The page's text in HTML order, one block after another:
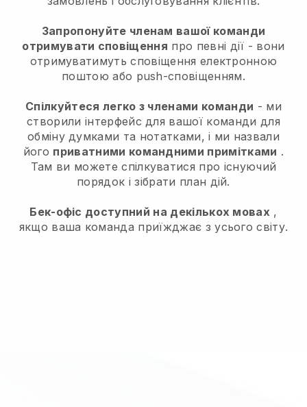
Запропонуйте членам вашої команди
отримувати сповіщення про певні дії - вони
отримуватимуть сповіщення електронною
поштою або push-сповіщенням.
Спілкуйтеся легко з членами команди - ми
створили інтерфейс для вашої команди для
обміну думками та нотатками, і ми назвали
його приватними командними примітками .
Там ви можете спілкуватися про існуючий
порядок і зібрати план дій.
Бек-офіс доступний на декількох мовах ,
якщо ваша команда приїжджає з усього світу.